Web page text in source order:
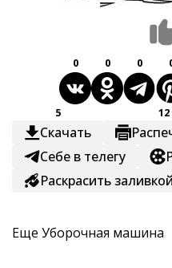
0 0 0
5
Скачать
12
Себе в телегу
Раскрасить заливкой
Еще Уборочная машина